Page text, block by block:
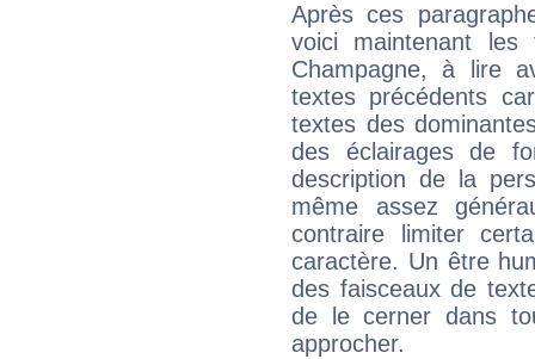
Après ces
voici maintenant les
Champagne, à lire
textes précédents
textes des
des éclairages de
description de la
même assez
contraire limiter
caractère. Un être
des faisceaux de
de le cerner dans
approcher.